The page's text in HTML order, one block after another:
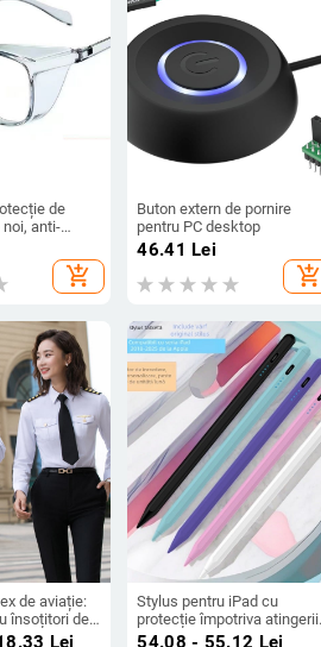
de
anti-
anti-nisip,
unisex
în aer liber
add_shopping_cart
Buton extern de pornire
pentru PC desktop
46.41 Lei
add_shopping_cart
de aviație:
însoțitori de
pentru
Lei
Stylus pentru iPad cu
protecție împotriva atingerii
accidentale și sensibilitate
54.08 - 55.12 Lei